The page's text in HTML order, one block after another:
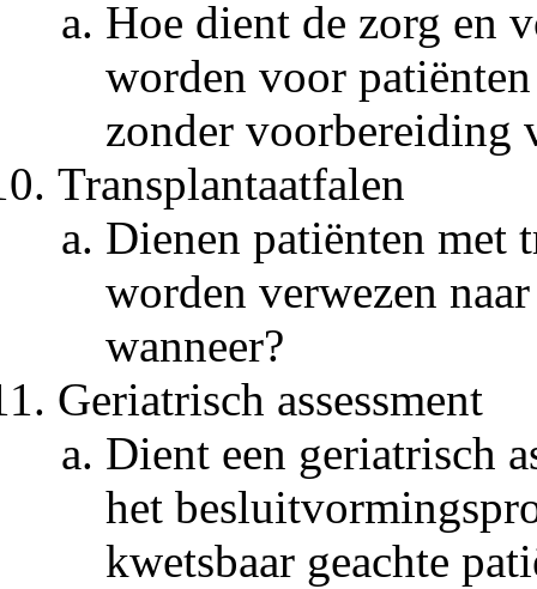
Hoe dient de zorg en
worden voor
zonder
Transplantaatfalen
Dienen patiënten met
worden verwezen
wanneer?
Geriatrisch assessment
Dient een geriatrisch
het
kwetsbaar geachte